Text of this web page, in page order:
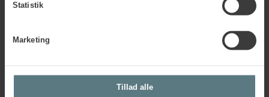
Statistik
Marketing
Tillad alle